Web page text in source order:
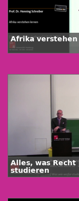
Afrika
Alles, was
studieren